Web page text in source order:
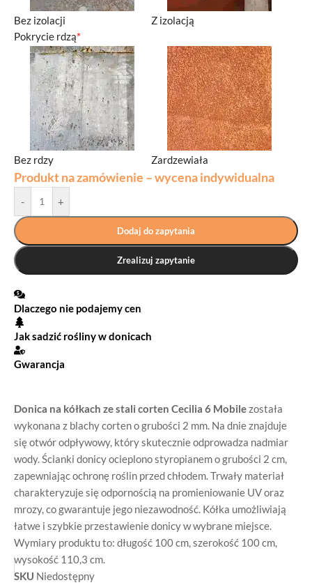
Donica na kółkach ze stali corten Cecilia 6 Mobilezostała
wykonana z blachy corten o grubości 2 mm. Na dnie znajduje
się otwór odpływowy, który skutecznie odprowadza nadmiar
wody. Ścianki donicy ocieplono styropianem o grubości 2 cm,
zapewniając ochronę roślin przed chłodem. Trwały materiał
charakteryzuje się odpornością na promieniowanie UV oraz
mrozy, co gwarantuje jego niezawodność. Kółka umożliwiają
łatwe i szybkie przestawienie donicy w wybrane miejsce.
Wymiary produktu to: długość 100 cm, szerokość 100 cm,
wysokość 110,3 cm.
SKU Niedostępny
Bez izolacji
Z izolacją
*
Pokrycie rdzą
Bez rdzy Zardzewiała
Produkt na zamówienie – wycena indywidualna
- +
Dodaj do zapytania
Zrealizuj zapytanie
Dlaczego nie podajemy cen
Jak sadzić rośliny w donicach
Gwarancja